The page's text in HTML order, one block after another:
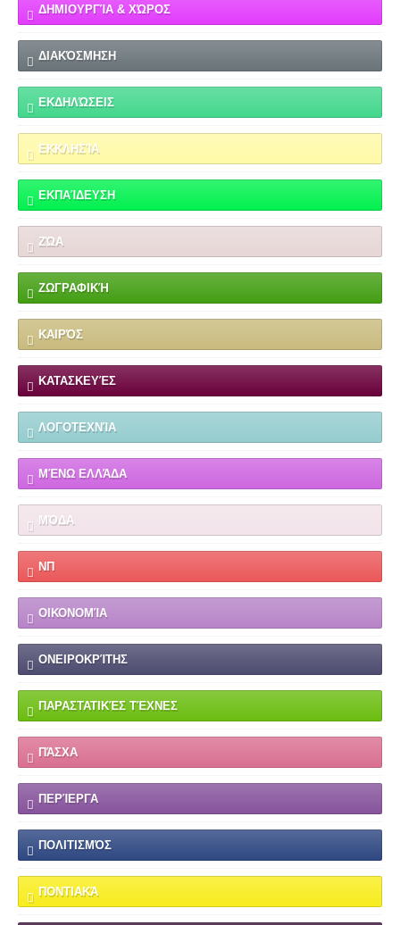
ΔΗΜΙΟΥΡΓΊΑ & ΧΏΡΟΣ
ΔΙΑΚΌΣΜΗΣΗ
ΕΚΔΗΛΏΣΕΙΣ
ΕΚΚΛΗΣΊΑ
ΕΚΠΑΊΔΕΥΣΗ
ΖΏΑ
ΖΩΓΡΑΦΙΚΉ
ΚΑΙΡΌΣ
ΚΑΤΑΣΚΕΥΈΣ
ΛΟΓΟΤΕΧΝΊΑ
ΜΈΝΩ ΕΛΛΆΔΑ
ΜΌΔΑ
ΝΠ
ΟΙΚΟΝΟΜΊΑ
ΟΝΕΙΡΟΚΡΊΤΗΣ
ΠΑΡΑΣΤΑΤΙΚΈΣ ΤΈΧΝΕΣ
ΠΆΣΧΑ
ΠΕΡΊΕΡΓΑ
ΠΟΛΙΤΙΣΜΌΣ
ΠΟΝΤΙΑΚΆ